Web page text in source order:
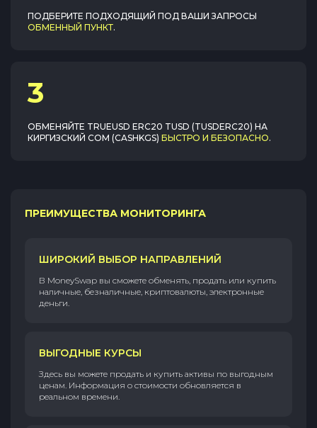
ПОДБЕРИТЕ ПОДХОДЯЩИЙ ПОД ВАШИ ЗАПРОСЫ
ОБМЕННЫЙ ПУНКТ.
3
ОБМЕНЯЙТЕ TRUEUSD ERC20 TUSD (TUSDERC20) НА
КИРГИЗСКИЙ СОМ (CASHKGS) БЫСТРО И БЕЗОПАСНО.
ПРЕИМУЩЕСТВА МОНИТОРИНГА
ШИРОКИЙ ВЫБОР НАПРАВЛЕНИЙ
В MoneySwap вы сможете обменять, продать или купить
наличные, безналичные, криптовалюты, электронные
деньги.
ВЫГОДНЫЕ КУРСЫ
Здесь вы можете продать и купить активы по выгодным
ценам. Информация о стоимости обновляется в
реальном времени.